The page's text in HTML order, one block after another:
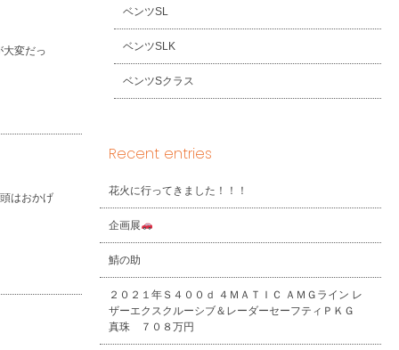
変だっ
はおかげ
ベンツSL
ベンツSLK
ベンツSクラス
Recent entries
花火に行ってきました！！！
企画展
鯖の助
２０２１年Ｓ４００ｄ ４ＭＡＴＩＣ ＡＭＧライン レ
ザーエクスクルーシブ＆レーダーセーフティＰＫＧ
真珠 ７０８万円